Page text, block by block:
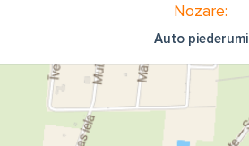
Nozare:
Auto piederumi